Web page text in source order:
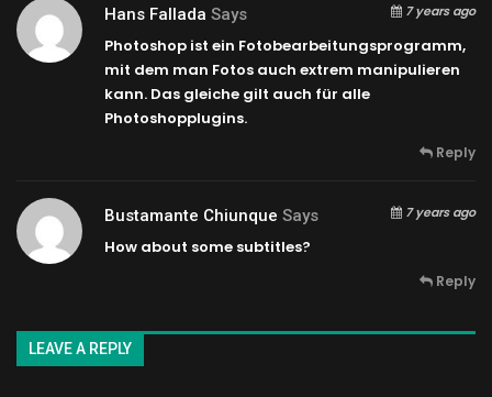
Hans Fallada Says 7 years ago
Photoshop ist ein Fotobearbeitungsprogramm,
mit dem man Fotos auch extrem manipulieren
kann. Das gleiche gilt auch für alle
Photoshopplugins.
Reply
Bustamante Chiunque Says 7 years ago
How about some subtitles?
Reply
LEAVE A REPLY